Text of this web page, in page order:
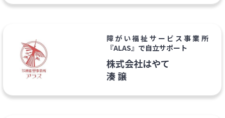
障がい福祉サービス事業所
『ALAS』で自立サポート
株式会社はやて
湊 譲